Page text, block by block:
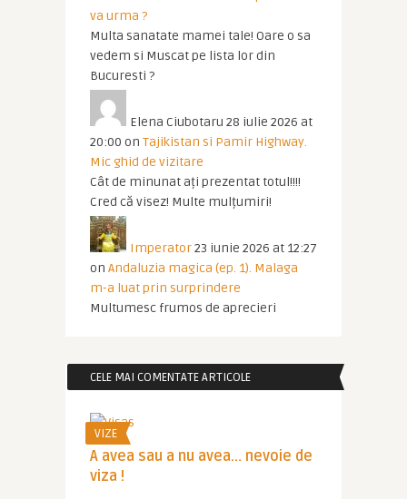
va urma ?
Multa sanatate mamei tale! Oare o sa
vedem si Muscat pe lista lor din
Bucuresti ?
Elena Ciubotaru 28 iulie 2026 at
20:00 on Tajikistan si Pamir Highway.
Mic ghid de vizitare
Cât de minunat ați prezentat totul!!!!
Cred că visez! Multe mulțumiri!
Imperator23 iunie 2026 at 12:27
on Andaluzia magica (ep. 1). Malaga
m-a luat prin surprindere
Multumesc frumos de aprecieri
CELE MAI COMENTATE ARTICOLE
VIZE
A avea sau a nu avea… nevoie de
viza !